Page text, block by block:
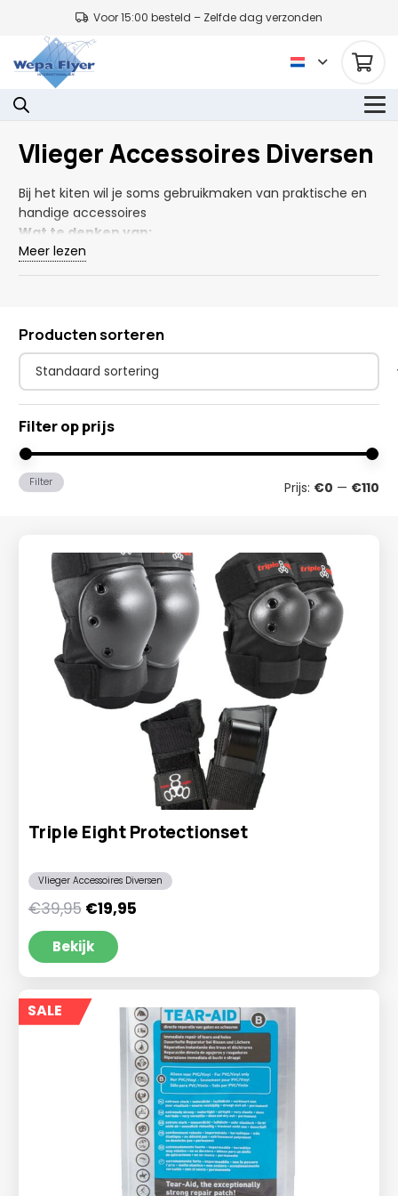
Voor 15:00 besteld – Zelfde dag verzonden
Vlieger Accessoires Diversen
Bij het kiten wil je soms gebruikmaken van praktische en
handige accessoires
Wat te denken van:
Kite-killers, safety-leashes, grondankers, harnesses en
dan vind je het nergens…eenvoudig te bestellen via de
webshop.
Meer lezen
Producten sorteren
Filter op prijs
Filter Prijs: €0 — €110
Triple Eight Protectionset
Vlieger Accessoires Diversen
€39,95 Oorspronkelijke
prijs
was:
€39,95.
€19,95Huidige
Bekijk
SALE